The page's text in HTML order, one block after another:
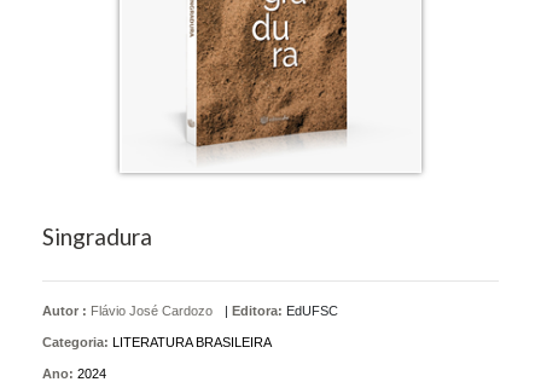
Singradura
Autor : Flávio José Cardozo | Editora: EdUFSC
Categoria: LITERATURA BRASILEIRA
Ano: 2024